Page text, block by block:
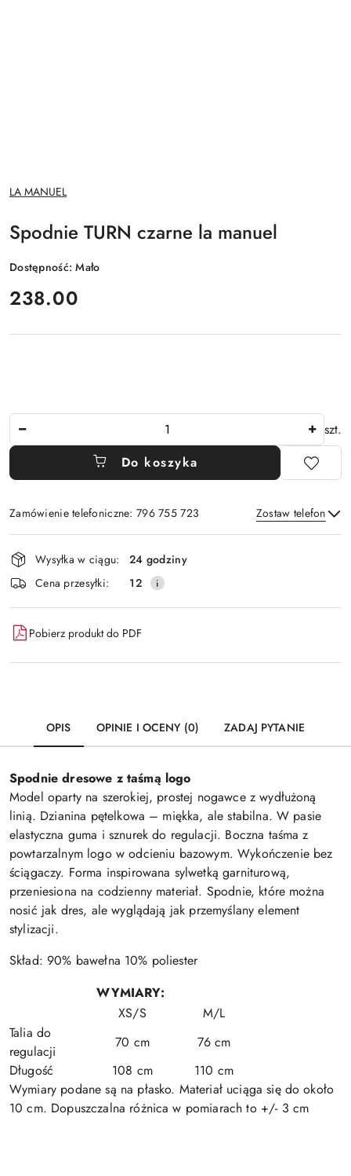
NAZWA
PRODUCENTA:
LA MANUEL
Spodnie TURN czarne la manuel
Dostępność:Mało
cena:
238.00
szt.
Do koszyka
Zamówienie telefoniczne: 796 755 723 Zostaw telefon
Wyślij
Dostępność
i
dostawa
Wysyłka w ciągu:
24 godziny
Cena przesyłki:
12
Pobierz produkt do PDF
OPIS OPINIE I OCENY (0) ZADAJ PYTANIE
Spodnie dresowe z taśmą logo
Model oparty na szerokiej, prostej nogawce z wydłużoną
linią. Dzianina pętelkowa – miękka, ale stabilna. W pasie
elastyczna guma i sznurek do regulacji. Boczna taśma z
powtarzalnym logo w odcieniu bazowym. Wykończenie bez
ściągaczy. Forma inspirowana sylwetką garniturową,
przeniesiona na codzienny materiał. Spodnie, które można
nosić jak dres, ale wyglądają jak przemyślany element
stylizacji.
Skład: 90% bawełna 10% poliester
WYMIARY:
XS/S
M/L
Talia do
regulacji
70 cm
76 cm
Długość
108 cm
110 cm
Wymiary podane są na płasko. Materiał uciąga się do około
10 cm. Dopuszczalna różnica w pomiarach to +/- 3 cm